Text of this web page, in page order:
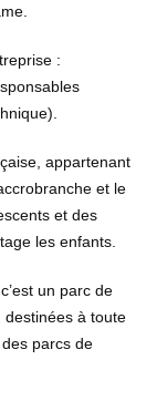
:
).
appartenant
et le
et des
les enfants.
un parc de
, destinées à toute
parcs de